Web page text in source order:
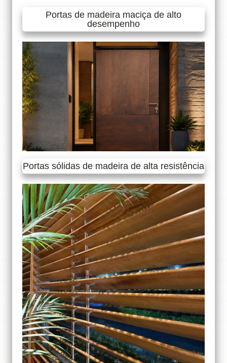
Portas de madeira maciça de alto
desempenho
Portas sólidas de madeira de alta resistência